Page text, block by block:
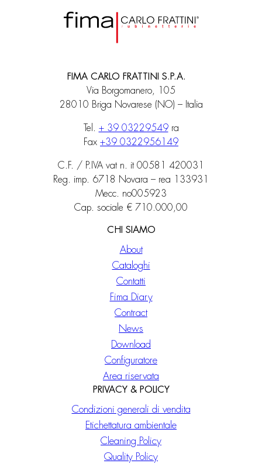
FIMA CARLO FRATTINI S.P.A.
Via Borgomanero, 105
28010 Briga Novarese (NO) – Italia
Tel. + 39 03229549ra
Fax +39 0322956149
C.F. / P.IVA vat n. it 00581 420031
Reg. imp. 6718 Novara – rea 133931
Mecc. no005923
Cap. sociale € 710.000,00
CHI SIAMO
About
Cataloghi
Contatti
Fima Diary
Contract
News
Download
Configuratore
Area riservata
PRIVACY & POLICY
Condizioni generali di vendita
Etichettatura ambientale
Cleaning Policy
Quality Policy